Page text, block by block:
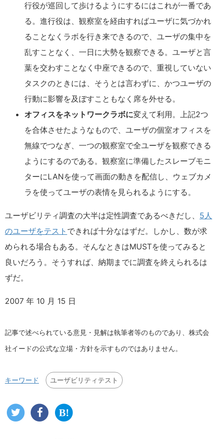
行役が巡回して歩けるようにするにはこれが一番であ
る。進行役は、観察室を経由すればユーザに気づかれ
ることなくラボを行き来できるので、ユーザの集中を
乱すことなく、一日に大勢を観察できる。ユーザと言
葉を交わすことなく中座できるので、重視していない
タスクのときには、そうとは言わずに、かつユーザの
行動に影響を及ぼすこともなく席を外せる。
オフィスをネットワークラボに変えて利用。上記2つ
を合体させたようなもので、ユーザの個室オフィスを
無線でつなぎ、一つの観察室で全ユーザを観察できる
ようにするのである。観察室に準備したスレーブモニ
ターにLANを使って画面の動きを配信し、ウェブカメ
ラを使ってユーザの表情を見られるようにする。
ユーザビリティ調査の大半は定性調査であるべきだし、 5人
のユーザをテスト できれば十分なはずだ。しかし、数が求
められる場合もある。そんなときはMUSTを使ってみると
良いだろう。そうすれば、納期までに調査を終えられるは
ずだ。
2007 年 10 月 15 日
記事で述べられている意見・見解は執筆者等のものであり、株式会
社イードの公式な立場・方針を示すものではありません。
キーワード ユーザビリティテスト